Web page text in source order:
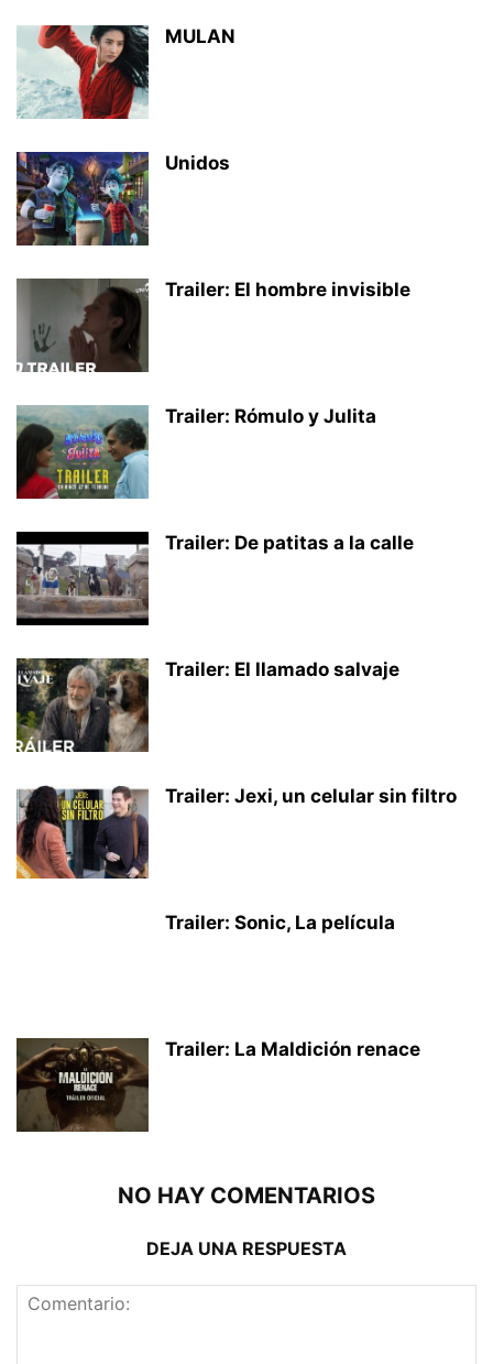
MULAN
Unidos
Trailer: El hombre invisible
Trailer: Rómulo y Julita
Trailer: De patitas a la calle
Trailer: El llamado salvaje
Trailer: Jexi, un celular sin filtro
Trailer: Sonic, La película
Trailer: La Maldición renace
NO HAY COMENTARIOS
DEJA UNA RESPUESTA